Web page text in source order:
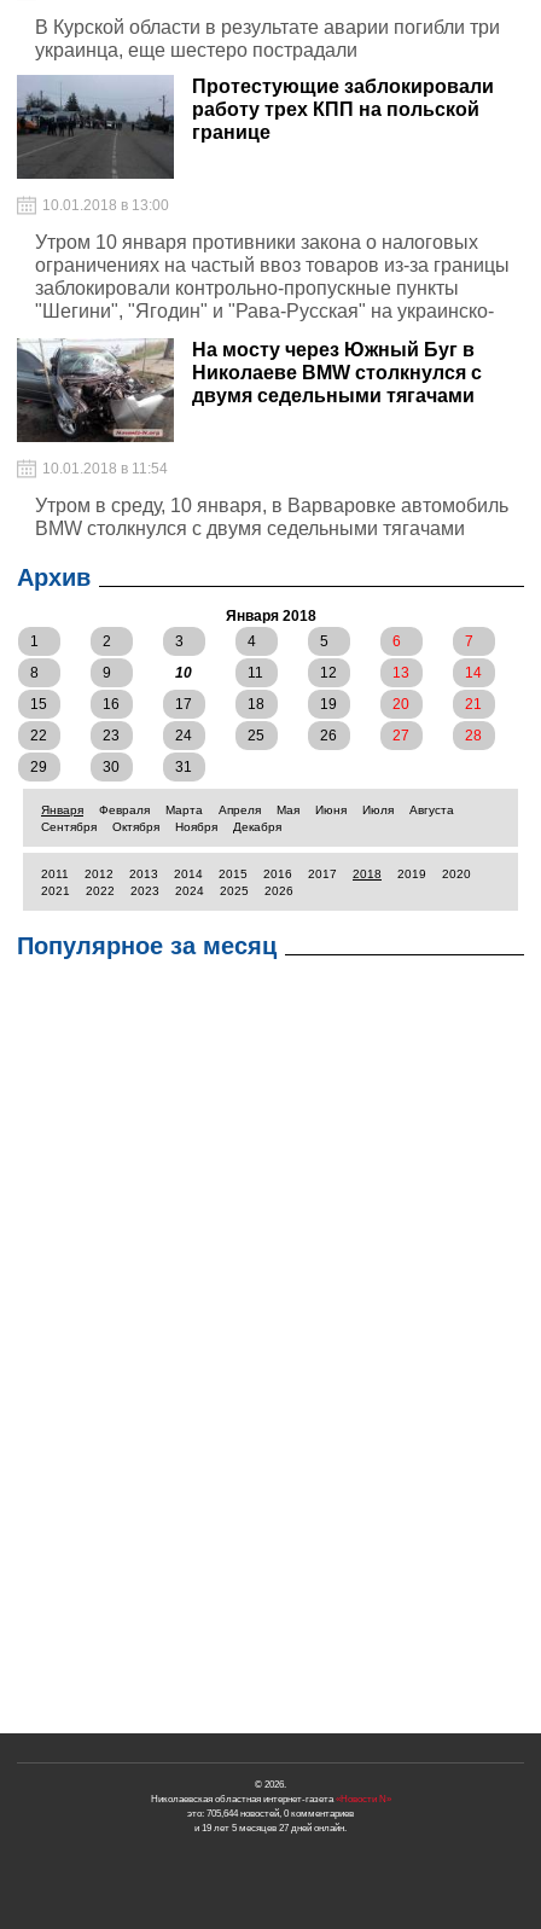
В Курской области в результате аварии погибли три
украинца, еще шестеро пострадали
Протестующие заблокировали
работу трех КПП на польской
границе
10.01.2018 в 13:00
Утром 10 января противники закона о налоговых
ограничениях на частый ввоз товаров из-за границы
заблокировали контрольно-пропускные пункты
"Шегини", "Ягодин" и "Рава-Русская" на украинско-
польской границе
На мосту через Южный Буг в
Николаеве BMW столкнулся с
двумя седельными тягачами
10.01.2018 в 11:54
Утром в среду, 10 января, в Варваровке автомобиль
BMW столкнулся с двумя седельными тягачами
Архив
Января 2018
1
2 3 4 5 6
7
8
9 10 11 12 13
14
15
16 17 18 19 20
21
22
23 24 25 26 27
28
29
30 31
Января Февраля Марта Апреля Мая Июня Июля
Августа
Сентября
Октября Ноября Декабря
2011 2012 2013 2014 2015 2016 2017 2018 2019
2020
2021
2022 2023 2024 2025 2026
Популярное за месяц
© 2026.
Николаевская областная интернет-газета«Новости N»
это: 705,644 новостей, 0 комментариев
и 19 лет 5 месяцев 27 дней онлайн.